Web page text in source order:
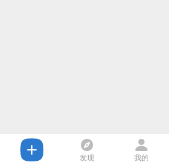
发现 我的